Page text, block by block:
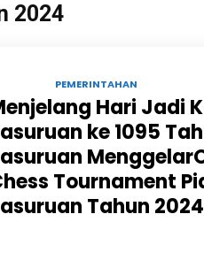
2024
PEMERINTAHAN
Hari Jadi
ke 1095
Tournament
Tahun 2024